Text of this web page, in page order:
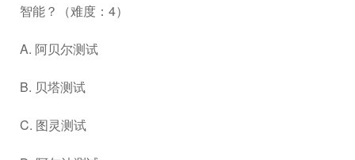
智能？（难度：4）
A. 阿贝尔测试
B. 贝塔测试
C. 图灵测试